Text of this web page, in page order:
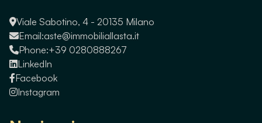
Viale Sabotino, 4 - 20135 Milano
Email:aste@immobiliallasta.it
Phone:+39 0280888267
LinkedIn
Facebook
Instagram